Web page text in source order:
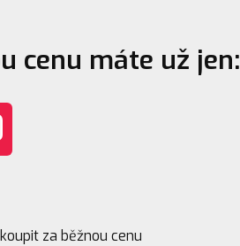
cenu máte už jen:
za běžnou cenu